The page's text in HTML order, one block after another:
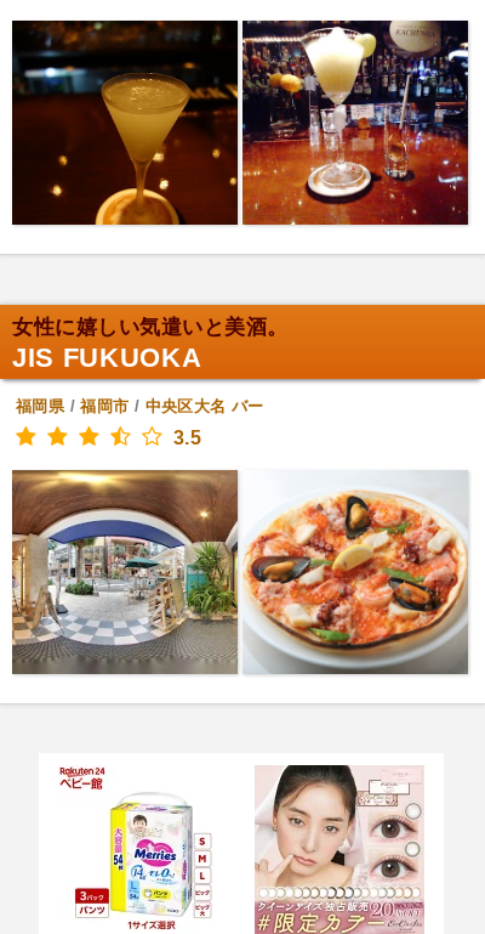
女性に嬉しい気遣いと美酒。
JIS FUKUOKA
福岡県/福岡市 / 中央区大名 バー
3.5